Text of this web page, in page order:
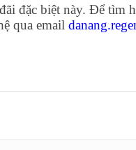
đặc biệt này. Để tìm
qua email